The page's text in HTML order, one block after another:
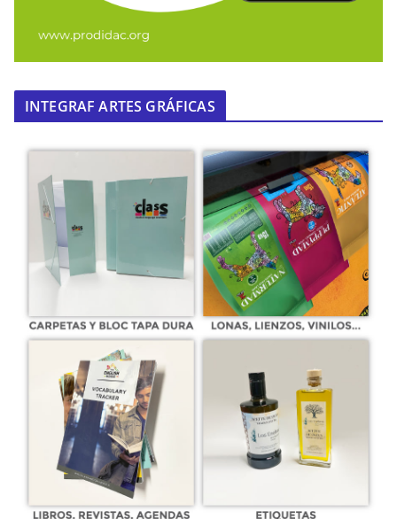
INTEGRAF ARTES GRÁFICAS